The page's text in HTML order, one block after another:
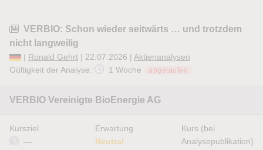
VERBIO: Schon wieder seitwärts … und trotzdem
nicht langweilig
| Ronald Gehrt | 22.07.2026 | Aktienanalysen
Gültigkeit der Analyse:
1 Woche abgelaufen
VERBIO Vereinigte BioEnergie AG
Kursziel
—
Erwartung
Neutral
Kurs (bei
Analysepublikation)